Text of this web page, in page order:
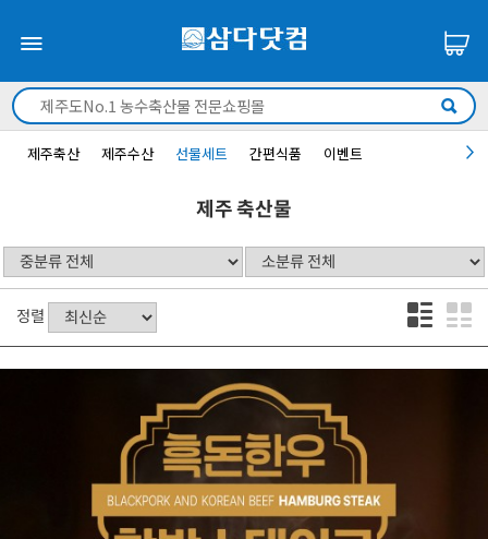
제주축산 제주수산 선물세트 간편식품 이벤트
제주 축산물
정렬